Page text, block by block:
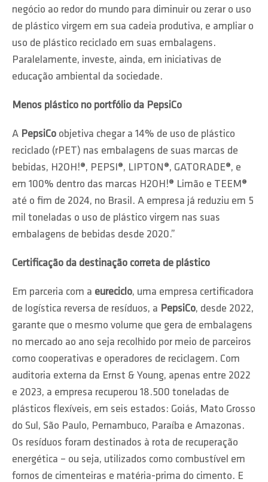
negócio ao redor do mundo para diminuir ou zerar o uso
de plástico virgem em sua cadeia produtiva, e ampliar o
uso de plástico reciclado em suas embalagens.
Paralelamente, investe, ainda, em iniciativas de
educação ambiental da sociedade.
Menos plástico no portfólio da PepsiCo
A PepsiCo objetiva chegar a 14% de uso de plástico
reciclado (rPET) nas embalagens de suas marcas de
bebidas, H2OH!®, PEPSI®, LIPTON®, GATORADE®, e
em 100% dentro das marcas H2OH!® Limão e TEEM®
até o fim de 2024, no Brasil. A empresa já reduziu em 5
mil toneladas o uso de plástico virgem nas suas
embalagens de bebidas desde 2020.”
Certificação da destinação correta de plástico
Em parceria com a eureciclo, uma empresa certificadora
de logística reversa de resíduos, a PepsiCo, desde 2022,
garante que o mesmo volume que gera de embalagens
no mercado ao ano seja recolhido por meio de parceiros
como cooperativas e operadores de reciclagem. Com
auditoria externa da Ernst & Young, apenas entre 2022
e 2023, a empresa recuperou 18.500 toneladas de
plásticos flexíveis, em seis estados: Goiás, Mato Grosso
do Sul, São Paulo, Pernambuco, Paraíba e Amazonas.
Os resíduos foram destinados à rota de recuperação
energética – ou seja, utilizados como combustível em
fornos de cimenteiras e matéria-prima do cimento. E